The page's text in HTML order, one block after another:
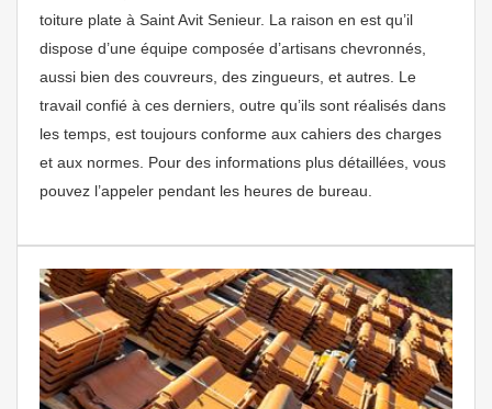
toiture plate à Saint Avit Senieur. La raison en est qu’il
dispose d’une équipe composée d’artisans chevronnés,
aussi bien des couvreurs, des zingueurs, et autres. Le
travail confié à ces derniers, outre qu’ils sont réalisés dans
les temps, est toujours conforme aux cahiers des charges
et aux normes. Pour des informations plus détaillées, vous
pouvez l’appeler pendant les heures de bureau.